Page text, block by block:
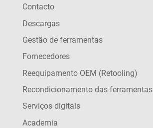
Contacto
Descargas
Gestão de ferramentas
Fornecedores
Reequipamento OEM (Retooling)
Recondicionamento das ferramentas
Serviços digitais
Academia